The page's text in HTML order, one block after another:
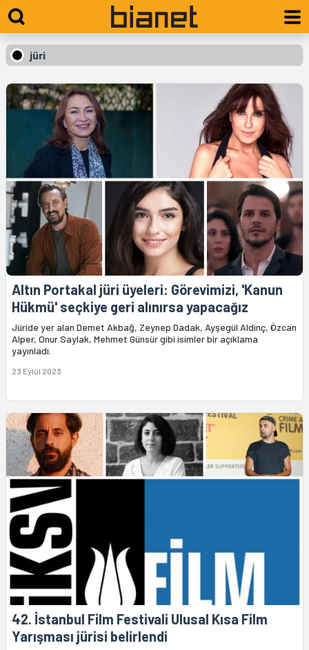
jüri
Altın Portakal jüri üyeleri: Görevimizi, 'Kanun
Hükmü' seçkiye geri alınırsa yapacağız
Jüride yer alan Demet Akbağ, Zeynep Dadak, Ayşegül Aldinç, Özcan
Alper, Onur Saylak, Mehmet Günsür gibi isimler bir açıklama
yayınladı.
23 Eylül 2023
42. İstanbul Film Festivali Ulusal Kısa Film
Yarışması jürisi belirlendi